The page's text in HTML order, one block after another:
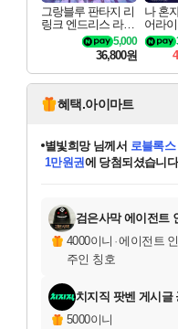
그랑블루 판타지 리
링크 엔드리스 라그
나로크 업그레이드
킷 Granblue Fantasy
Relink Endless Ragn
arok Upgrade Kit DL
C
5,000
36,800원
나 혼
어라
이브
Solo
tion
혜택.아이마트
교환.
당첨되셨습니다.
당첨되셨습니다.
당첨되셨습니다.
별빛희망님께서 로블록
1만원권에 당첨되셨습니
당첨되셨습니다.
당첨되셨습니다.
당첨되셨습니다.
당첨되셨습니다.
에디션 (스팀코드)를 교환.
당첨되셨습니다.
검은사막 에이전트
4000이니 ·에이전트
주인 칭호
치지직 팟벤 게시글
5000이니